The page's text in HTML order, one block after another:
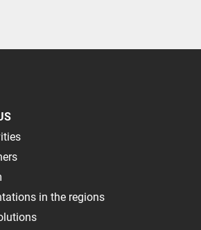
in the regions